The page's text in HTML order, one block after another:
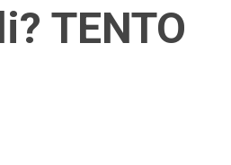
TENTO